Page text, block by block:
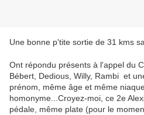
Une bonne p'tite sortie de 31 kms
Ont répondu présents à l'appel du
Bébert, Dedious, Willy, Rambi et
prénom, même âge et même
homonyme...Croyez-moi, ce 2e
pédale, même plate (pour le